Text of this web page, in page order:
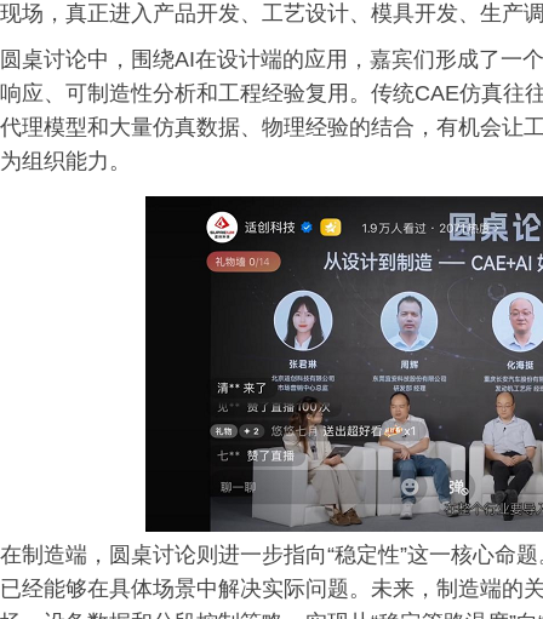
现场，真正进入产品开发、工艺设计、模具开发、生产
圆桌讨论中，围绕AI在设计端的应用，嘉宾们形成了一
响应、可制造性分析和工程经验复用。传统CAE仿真往
代理模型和大量仿真数据、物理经验的结合，有机会让
为组织能力。
在制造端，圆桌讨论则进一步指向“稳定性”这一核心命
已经能够在具体场景中解决实际问题。未来，制造端的